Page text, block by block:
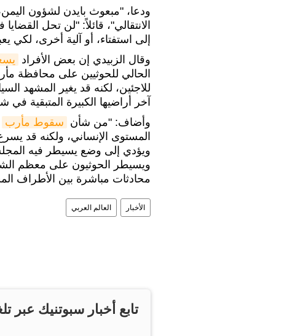
ودعا، "مبعوث بايدن لشؤون
الانتقالي"، قائلاً: "لن تحل
إلى استفتاء، أو آلية أخرى،
وقال الزبيدي إن بعض الأفراد
الحالي للحوثيين على محافظة
للاجئين، لكنه قد يغير المشهد
آخر أراضيها الكبيرة المتبقية في
وأضاف: "من شأن سقوط مأرب
المستوى الإنساني، ولكنه قد
ويؤدي إلى وضع يسيطر فيه
ويسيطر الحوثيون على معظم
محادثات مباشرة بين الأطراف
الأخبار العالم العربي
تابع أخبار سبوتنيك عبر